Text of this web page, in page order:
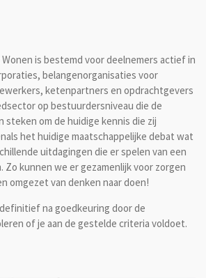
is bestemd voor deelnemers actief in
belangenorganisaties voor
ketenpartners en opdrachtgevers
op bestuurdersniveau die de
steken om de huidige kennis die zij
het huidige maatschappelijke debat wat
uitdagingen die er spelen van een
Zo kunnen we er gezamenlijk voor zorgen
omgezet van denken naar doen!
na goedkeuring door de
of je aan de gestelde criteria voldoet.